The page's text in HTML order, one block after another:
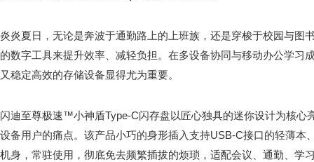
炎炎夏日，无论是奔波于通勤路上的上班族，还是穿梭于校园与图
的数字工具来提升效率、减轻负担。在多设备协同与移动办公学习
又稳定高效的存储设备显得尤为重要。
闪迪至尊极速™小神盾Type-C闪存盘以匠心独具的迷你设计为核心
设备用户的痛点。该产品小巧的身形插入支持USB-C接口的轻薄本
机身，常驻使用，彻底免去频繁插拔的烦琐，适配会议、通勤、学